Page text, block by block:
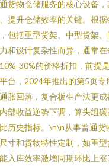
货物仓储服务的核心设备
提升仓储效率的关键。根
包括重型货架、中型货架
和设计复杂性而异，通常
30%的价格折扣，前提
台，2024年推出的第5页
胀回落，复合板生产法更
部收益逆势下调，算头组
历史指标。\n\n从事普通
寸和货物特性定制，如重
入库效率激增同期环比上